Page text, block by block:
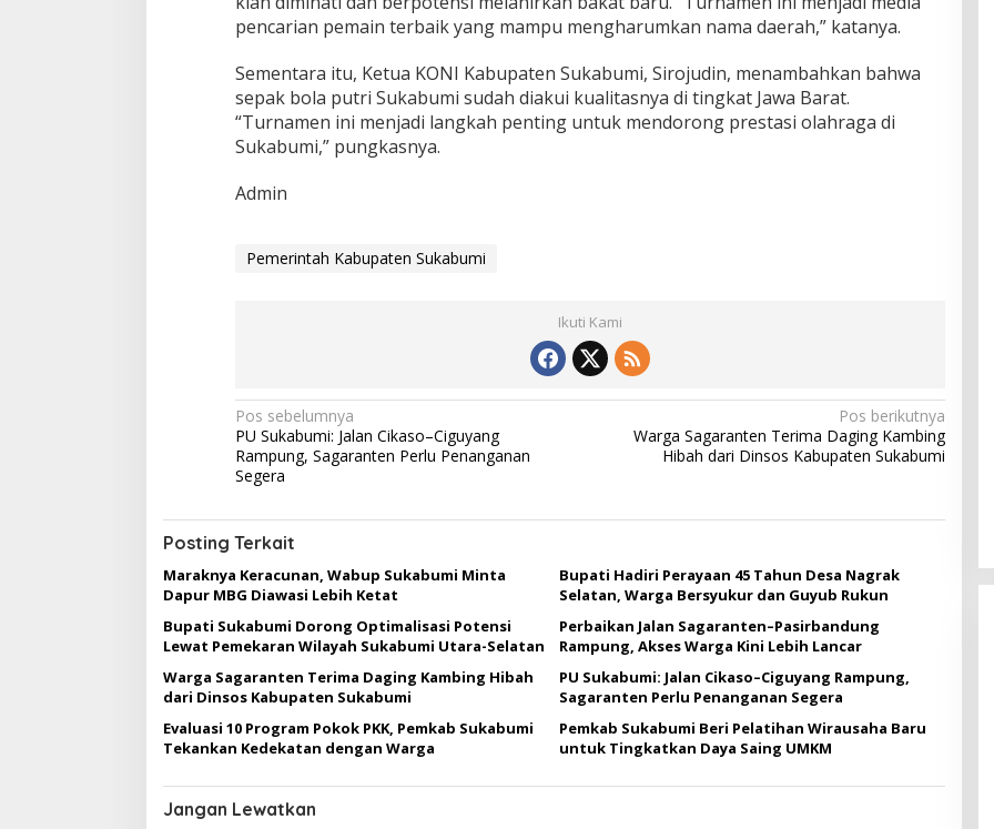
p
t
e
n
S
u
k
i
pencarian pemain terbaik yang mampu mengharumkan nama daerah,” katanya.
Sementara itu, Ketua KONI Kabupaten Sukabumi, Sirojudin, menambahkan bahwa
sepak bola putri Sukabumi sudah diakui kualitasnya di tingkat Jawa Barat.
“Turnamen ini menjadi langkah penting untuk mendorong prestasi olahraga di
Sukabumi,” pungkasnya.
Admin
Pemerintah Kabupaten Sukabumi
Ikuti Kami
N
a
v
i
g
a
s
i
p
o
s
Pos sebelumnya
PU Sukabumi: Jalan Cikaso–Ciguyang
Rampung, Sagaranten Perlu Penanganan
Segera
Pos berikutnya
Warga Sagaranten Terima Daging Kambing
Hibah dari Dinsos Kabupaten Sukabumi
Posting Terkait
Maraknya Keracunan, Wabup Sukabumi Minta
Dapur MBG Diawasi Lebih Ketat
Bupati Hadiri Perayaan 45 Tahun Desa Nagrak
Selatan, Warga Bersyukur dan Guyub Rukun
Bupati Sukabumi Dorong Optimalisasi Potensi
Lewat Pemekaran Wilayah Sukabumi Utara-Selatan
Perbaikan Jalan Sagaranten–Pasirbandung
Rampung, Akses Warga Kini Lebih Lancar
Warga Sagaranten Terima Daging Kambing Hibah
dari Dinsos Kabupaten Sukabumi
PU Sukabumi: Jalan Cikaso–Ciguyang Rampung,
Sagaranten Perlu Penanganan Segera
Evaluasi 10 Program Pokok PKK, Pemkab Sukabumi
Tekankan Kedekatan dengan Warga
Pemkab Sukabumi Beri Pelatihan Wirausaha Baru
untuk Tingkatkan Daya Saing UMKM
Jangan Lewatkan